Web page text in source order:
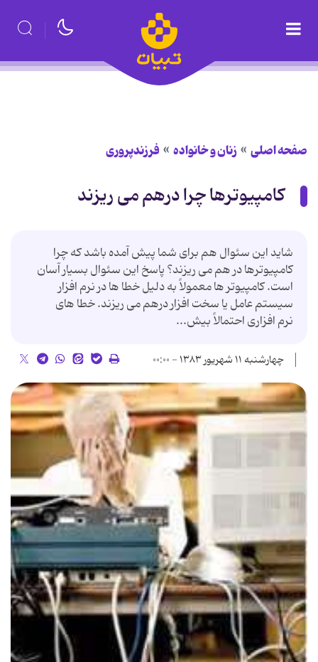
صفحه اصلی زنان و خانواده فرزندپروری
كامپیوترها چرا درهم مى ریزند
شاید این سئوال هم براى شما پیش آمده باشد كه چرا
كامپیوترها در هم مى ریزند؟ پاسخ این سئوال بسیار آسان
است. كامپیوتر ها معمولاً به دلیل خطا ها در نرم افزار
سیستم عامل یا سخت افزار درهم مى ریزند. خطا هاى
نرم افزارى احتمالاً بیش...
چهارشنبه ۱۱ شهریور ۱۳۸۳ - ۰۰:۰۰